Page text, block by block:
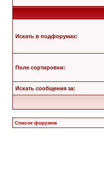
Искать в подфорумах:
Поле сортировки:
Искать сообщения за:
Список форумов